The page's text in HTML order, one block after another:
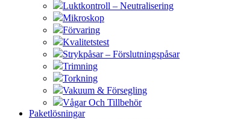
Luktkontroll – Neutralisering
Mikroskop
Förvaring
Kvalitetstest
Strykpåsar – Förslutningspåsar
Trimning
Torkning
Vakuum & Försegling
Vågar Och Tillbehör
Paketlösningar